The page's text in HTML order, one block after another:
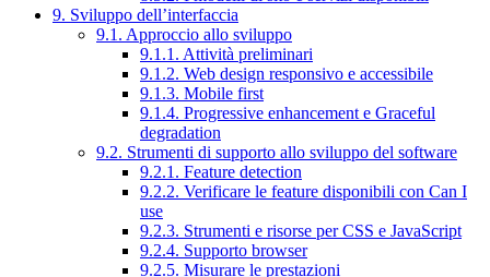
9. Sviluppo dell’interfaccia
9.1. Approccio allo sviluppo
9.1.1. Attività preliminari
9.1.2. Web design responsivo e accessibile
9.1.3. Mobile first
9.1.4. Progressive enhancement e Graceful
degradation
9.2. Strumenti di supporto allo sviluppo del software
9.2.1. Feature detection
9.2.2. Verificare le feature disponibili con Can I
use
9.2.3. Strumenti e risorse per CSS e JavaScript
9.2.4. Supporto browser
9.2.5. Misurare le prestazioni